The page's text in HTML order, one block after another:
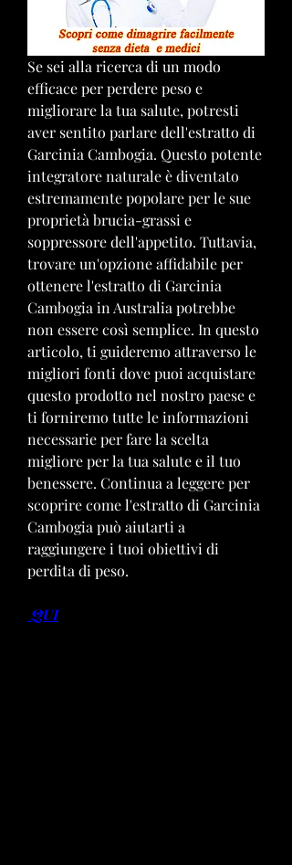
Se sei alla ricerca di un modo
efficace per perdere peso e
migliorare la tua salute, potresti
aver sentito parlare dell'estratto di
Garcinia Cambogia. Questo potente
integratore naturale è diventato
estremamente popolare per le sue
proprietà brucia-grassi e
soppressore dell'appetito. Tuttavia,
trovare un'opzione affidabile per
ottenere l'estratto di Garcinia
Cambogia in Australia potrebbe
non essere così semplice. In questo
articolo, ti guideremo attraverso le
migliori fonti dove puoi acquistare
questo prodotto nel nostro paese e
ti forniremo tutte le informazioni
necessarie per fare la scelta
migliore per la tua salute e il tuo
benessere. Continua a leggere per
scoprire come l'estratto di Garcinia
Cambogia può aiutarti a
raggiungere i tuoi obiettivi di
perdita di peso.
QUI